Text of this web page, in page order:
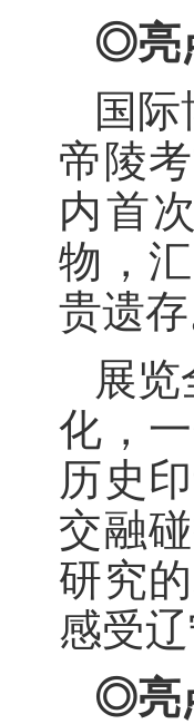
◎亮
国
帝陵
内首
物，
贵遗存
展
化，
历史
交融
研究
感受
◎亮